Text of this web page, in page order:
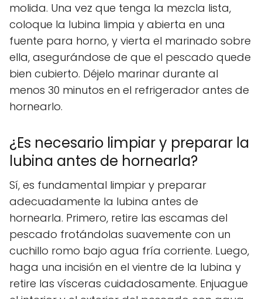
molida. Una vez que tenga la mezcla lista,
coloque la lubina limpia y abierta en una
fuente para horno, y vierta el marinado sobre
ella, asegurándose de que el pescado quede
bien cubierto. Déjelo marinar durante al
menos 30 minutos en el refrigerador antes de
hornearlo.
¿Es necesario limpiar y preparar la
lubina antes de hornearla?
Sí, es fundamental limpiar y preparar
adecuadamente la lubina antes de
hornearla. Primero, retire las escamas del
pescado frotándolas suavemente con un
cuchillo romo bajo agua fría corriente. Luego,
haga una incisión en el vientre de la lubina y
retire las vísceras cuidadosamente. Enjuague